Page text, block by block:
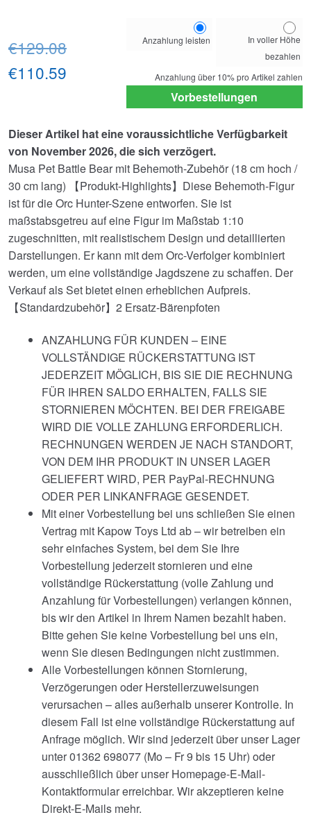
your
option
Anzahlung leisten
In voller Höhe
bezahlen
Anzahlung über 10%pro Artikel zahlen
Vorbestellungen
€129.08Ursprünglicher
€110.59
€110.59.
Dieser Artikel hat eine voraussichtliche Verfügbarkeit
von November 2026, die sich verzögert.
Musa Pet Battle Bear mit Behemoth-Zubehör (18 cm hoch /
30 cm lang) 【Produkt-Highlights】Diese Behemoth-Figur
ist für die Orc Hunter-Szene entworfen. Sie ist
maßstabsgetreu auf eine Figur im Maßstab 1:10
zugeschnitten, mit realistischem Design und detaillierten
Darstellungen. Er kann mit dem Orc-Verfolger kombiniert
werden, um eine vollständige Jagdszene zu schaffen. Der
Verkauf als Set bietet einen erheblichen Aufpreis.
【Standardzubehör】2 Ersatz-Bärenpfoten
ANZAHLUNG FÜR KUNDEN – EINE
VOLLSTÄNDIGE RÜCKERSTATTUNG IST
JEDERZEIT MÖGLICH, BIS SIE DIE RECHNUNG
FÜR IHREN SALDO ERHALTEN, FALLS SIE
STORNIEREN MÖCHTEN. BEI DER FREIGABE
WIRD DIE VOLLE ZAHLUNG ERFORDERLICH.
RECHNUNGEN WERDEN JE NACH STANDORT,
VON DEM IHR PRODUKT IN UNSER LAGER
GELIEFERT WIRD, PER PayPal-RECHNUNG
ODER PER LINKANFRAGE GESENDET.
Mit einer Vorbestellung bei uns schließen Sie einen
Vertrag mit Kapow Toys Ltd ab – wir betreiben ein
sehr einfaches System, bei dem Sie Ihre
Vorbestellung jederzeit stornieren und eine
vollständige Rückerstattung (volle Zahlung und
Anzahlung für Vorbestellungen) verlangen können,
bis wir den Artikel in Ihrem Namen bezahlt haben.
Bitte gehen Sie keine Vorbestellung bei uns ein,
wenn Sie diesen Bedingungen nicht zustimmen.
Alle Vorbestellungen können Stornierung,
Verzögerungen oder Herstellerzuweisungen
verursachen – alles außerhalb unserer Kontrolle. In
diesem Fall ist eine vollständige Rückerstattung auf
Anfrage möglich. Wir sind jederzeit über unser Lager
unter 01362 698077 (Mo – Fr 9 bis 15 Uhr) oder
ausschließlich über unser Homepage-E-Mail-
Kontaktformular erreichbar. Wir akzeptieren keine
Direkt-E-Mails mehr.